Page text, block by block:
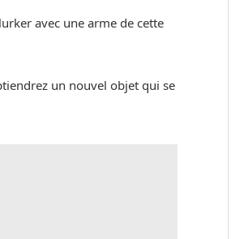
avec une arme de cette
un nouvel objet qui se